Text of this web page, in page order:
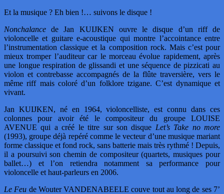
Et la musique ? Eh bien !… suivons le disque !
Nonchalance de Jan KUIJKEN ouvre le disque d’un riff de
violoncelle et guitare e-acoustique qui montre l’accointance entre
l’instrumentation classique et la composition rock. Mais c’est pour
mieux tromper l’auditeur car le morceau évolue rapidement, après
une longue respiration de glissandi et une séquence de pizzicati au
violon et contrebasse accompagnés de la flûte traversière, vers le
même riff mais coloré d’un folklore tzigane. C’est dynamique et
vivant.
Jan KUIJKEN, né en 1964, violoncelliste, est connu dans ces
colonnes pour avoir été le compositeur du groupe LOUISE
AVENUE qui a créé le titre sur son disque Let’s Take no more
(1993), groupe déjà repéré comme le vecteur d’une musique mariant
forme classique et fond rock, sans batterie mais très rythmé ! Depuis,
il a poursuivi son chemin de compositeur (quartets, musiques pour
ballet…) et l’on retiendra notamment sa performance pour
violoncelle et haut-parleurs en 2006.
Le Feu de Wouter VANDENABEELE couve tout au long de ses 7’